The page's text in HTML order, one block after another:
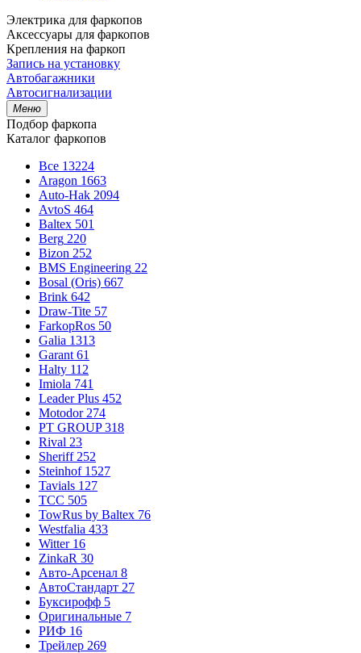
Электрика для фаркопов
Аксессуары для фаркопов
Крепления на фаркоп
Запись на установку
Автобагажники
Автосигнализации
Меню
Подбор фаркопа
Каталог фаркопов
Все 13224
Aragon 1663
Auto-Hak 2094
AvtoS 464
Baltex 501
Berg 220
Bizon 252
BMS Engineering 22
Bosal (Oris) 667
Brink 642
Draw-Tite 57
FarkopRos 50
Galia 1313
Garant 61
Halty 112
Imiola 741
Leader Plus 452
Motodor 274
PT GROUP 318
Rival 23
Sheriff 252
Steinhof 1527
Tavials 127
TCC 505
TowRus by Baltex 76
Westfalia 433
Witter 16
ZinkaR 30
Авто-Арсенал 8
АвтоСтандарт 27
Буксирофф 5
Оригинальные 7
РИФ 16
Трейлер 269